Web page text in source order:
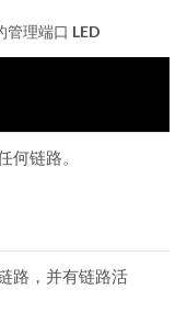
管理端口 LED
何链路。
路，并有链路活